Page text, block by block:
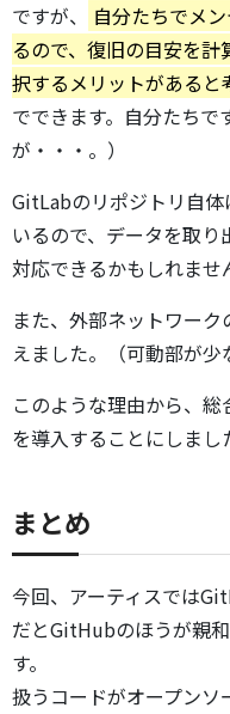
ですが、
自分たちでメ
るので、復旧の目安を
択するメリットがあると
でできます。自分たち
が・・・。）
GitLabのリポジトリ自体
いるので、データを取
対応できるかもしれませ
また、外部ネットワー
えました。（可動部が少
このような理由から、総
を導入することにしまし
まとめ
今回、アーティスでは
だとGitHubのほうが親
す。
扱うコードがオープンソ